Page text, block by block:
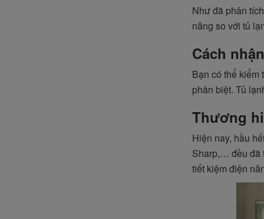
Như đã phân
năng so với tủ
Cách
Bạn có thể kiểm
phân biệt. Tủ
Thương
Hiện nay, hầu
Sharp,… đều đã
tiết kiệm điện